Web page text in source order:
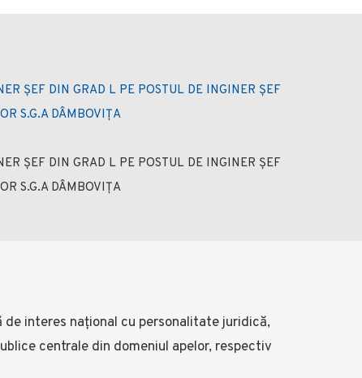
ȘEF DIN GRAD L PE POSTUL DE INGINER ȘEF
S.G.A DÂMBOVIȚA
ȘEF DIN GRAD L PE POSTUL DE INGINER ȘEF
S.G.A DÂMBOVIȚA
interes național cu personalitate juridică,
centrale din domeniul apelor, respectiv